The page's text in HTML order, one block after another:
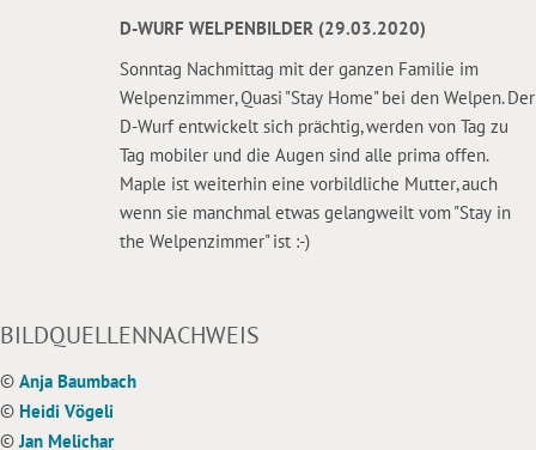
D-WURF WELPENBILDER (29.03.2020)
Sonntag Nachmittag mit der ganzen Familie im
Welpenzimmer, Quasi "Stay Home" bei den Welpen. Der
D-Wurf entwickelt sich prächtig, werden von Tag zu
Tag mobiler und die Augen sind alle prima offen.
Maple ist weiterhin eine vorbildliche Mutter, auch
wenn sie manchmal etwas gelangweilt vom "Stay in
the Welpenzimmer" ist :-)
BILDQUELLENNACHWEIS
© Anja Baumbach
© Heidi Vögeli
©Jan Melichar